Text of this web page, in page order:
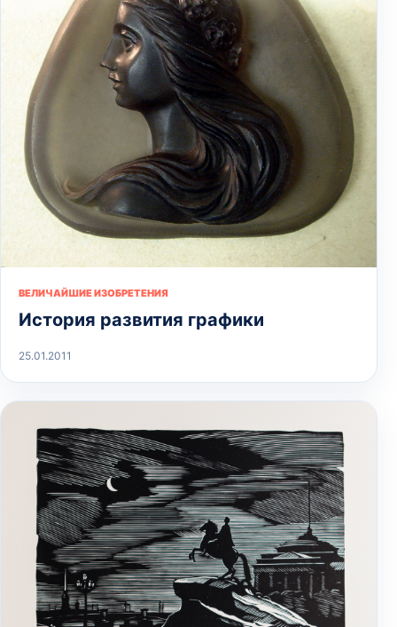
ВЕЛИЧАЙШИЕ ИЗОБРЕТЕНИЯ
История развития графики
25.01.2011